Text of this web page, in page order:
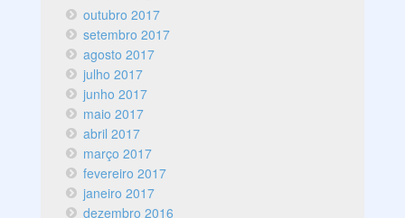
outubro 2017
setembro 2017
agosto 2017
julho 2017
junho 2017
maio 2017
abril 2017
março 2017
fevereiro 2017
janeiro 2017
dezembro 2016